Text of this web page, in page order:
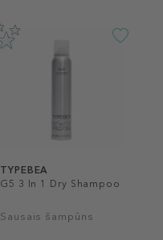
TYPEBEA
G5 3 In 1 Dry Shampoo
Sausais šampūns